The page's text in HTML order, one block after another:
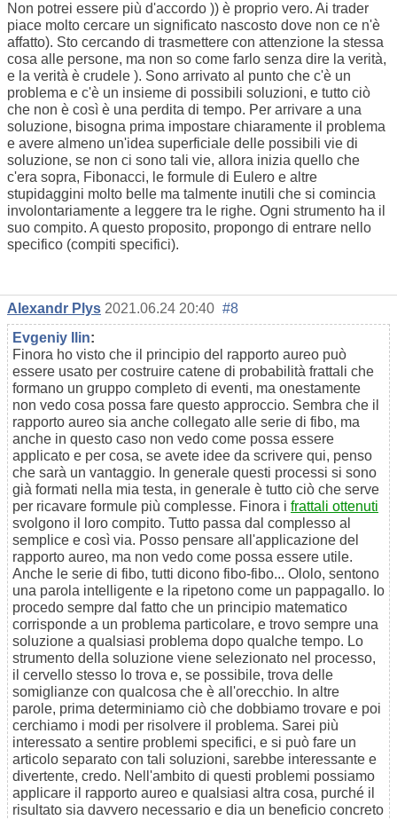
Non potrei essere più d'accordo )) è proprio vero. Ai trader
piace molto cercare un significato nascosto dove non ce n'è
affatto). Sto cercando di trasmettere con attenzione la stessa
cosa alle persone, ma non so come farlo senza dire la verità,
e la verità è crudele ). Sono arrivato al punto che c'è un
problema e c'è un insieme di possibili soluzioni, e tutto ciò
che non è così è una perdita di tempo. Per arrivare a una
soluzione, bisogna prima impostare chiaramente il problema
e avere almeno un'idea superficiale delle possibili vie di
soluzione, se non ci sono tali vie, allora inizia quello che
c'era sopra, Fibonacci, le formule di Eulero e altre
stupidaggini molto belle ma talmente inutili che si comincia
involontariamente a leggere tra le righe. Ogni strumento ha il
suo compito. A questo proposito, propongo di entrare nello
specifico (compiti specifici).
Alexandr Plys 2021.06.24 20:40 #8
Evgeniy Ilin:
Finora ho visto che il principio del rapporto aureo può
essere usato per costruire catene di probabilità frattali che
formano un gruppo completo di eventi, ma onestamente
non vedo cosa possa fare questo approccio. Sembra che il
rapporto aureo sia anche collegato alle serie di fibo, ma
anche in questo caso non vedo come possa essere
applicato e per cosa, se avete idee da scrivere qui, penso
che sarà un vantaggio. In generale questi processi si sono
già formati nella mia testa, in generale è tutto ciò che serve
per ricavare formule più complesse. Finora i frattali ottenuti
svolgono il loro compito. Tutto passa dal complesso al
semplice e così via. Posso pensare all'applicazione del
rapporto aureo, ma non vedo come possa essere utile.
Anche le serie di fibo, tutti dicono fibo-fibo... Ololo, sentono
una parola intelligente e la ripetono come un pappagallo. Io
procedo sempre dal fatto che un principio matematico
corrisponde a un problema particolare, e trovo sempre una
soluzione a qualsiasi problema dopo qualche tempo. Lo
strumento della soluzione viene selezionato nel processo,
il cervello stesso lo trova e, se possibile, trova delle
somiglianze con qualcosa che è all'orecchio. In altre
parole, prima determiniamo ciò che dobbiamo trovare e poi
cerchiamo i modi per risolvere il problema. Sarei più
interessato a sentire problemi specifici, e si può fare un
articolo separato con tali soluzioni, sarebbe interessante e
divertente, credo. Nell'ambito di questi problemi possiamo
applicare il rapporto aureo e qualsiasi altra cosa, purché il
risultato sia davvero necessario e dia un beneficio concreto